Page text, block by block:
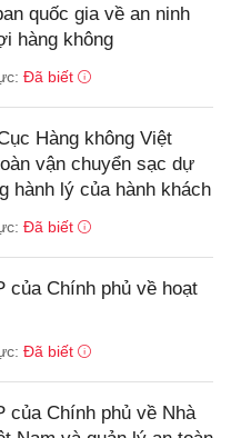
quốc gia về an ninh
hàng không
Đã biết
Hàng không Việt
vận chuyển sạc dự
hành lý của hành khách
Đã biết
của Chính phủ về hoạt
Đã biết
của Chính phủ về Nhà